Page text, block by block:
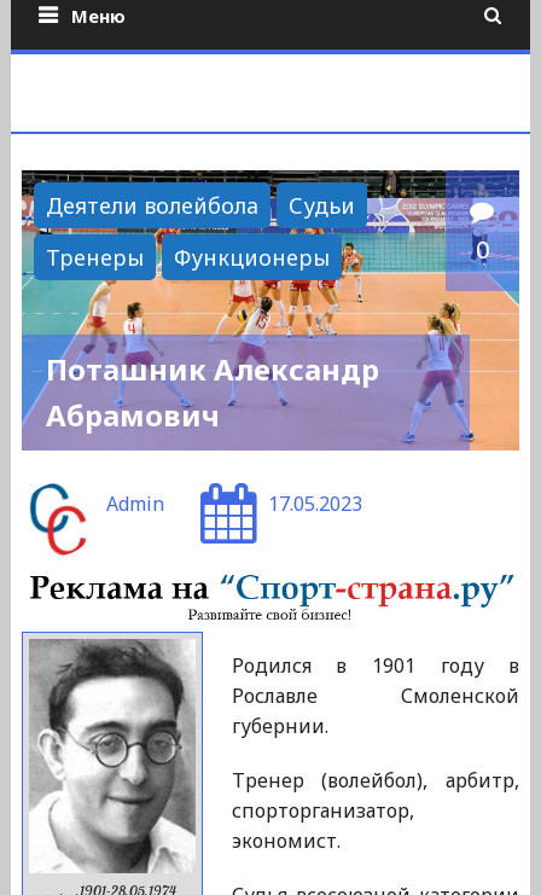
Меню
Деятели волейбола
Судьи
Тренеры
Функционеры 0
Поташник Александр
Абрамович
Admin 17.05.2023
__.__.1901-28.05.1974
Родился в 1901 году в
Рославле Смоленской
губернии.
Тренер (волейбол), арбитр,
спорторганизатор,
экономист.